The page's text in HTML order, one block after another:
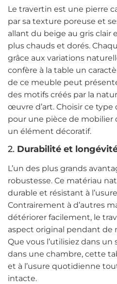
Le travertin est une pierre
par sa texture poreuse et
allant du beige au gris clair
plus chauds et dorés.
grâce aux variations
confère à la table un
de ce meuble peut
des motifs créés par la
œuvre d’art. Choisir ce type
pour une pièce de
un élément décoratif.
2. Durabilité et
L’un des plus grands
robustesse. Ce matériau
durable et résistant à
Contrairement à d’autres
détériorer facilement, le
aspect original pendant de
Que vous l’utilisiez dans
dans une chambre, cette
et à l’usure quotidienne
intacte.